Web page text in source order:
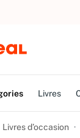
Livres
Livres d’occasion